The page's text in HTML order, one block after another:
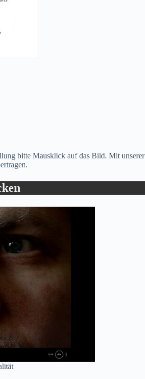
bitte Mausklick auf das Bild. Mit unserer